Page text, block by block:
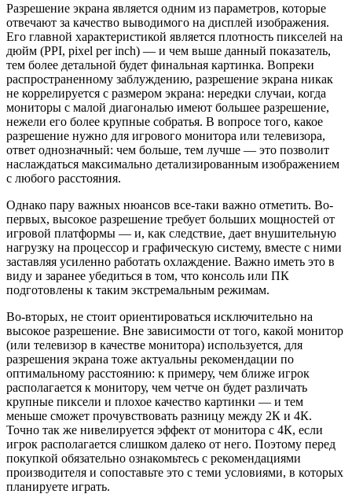
Разрешение экрана является одним из параметров, которые
отвечают за качество выводимого на дисплей изображения.
Его главной характеристикой является плотность пикселей на
дюйм (PPI, pixel per inch) — и чем выше данный показатель,
тем более детальной будет финальная картинка. Вопреки
распространенному заблуждению, разрешение экрана никак
не коррелируется с размером экрана: нередки случаи, когда
мониторы с малой диагональю имеют большее разрешение,
нежели его более крупные собратья. В вопросе того, какое
разрешение нужно для игрового монитора или телевизора,
ответ однозначный: чем больше, тем лучше — это позволит
наслаждаться максимально детализированным изображением
с любого расстояния.
Однако пару важных нюансов все-таки важно отметить. Во-
первых, высокое разрешение требует больших мощностей от
игровой платформы — и, как следствие, дает внушительную
нагрузку на процессор и графическую систему, вместе с ними
заставляя усиленно работать охлаждение. Важно иметь это в
виду и заранее убедиться в том, что консоль или ПК
подготовлены к таким экстремальным режимам.
Во-вторых, не стоит ориентироваться исключительно на
высокое разрешение. Вне зависимости от того, какой монитор
(или телевизор в качестве монитора) используется, для
разрешения экрана тоже актуальны рекомендации по
оптимальному расстоянию: к примеру, чем ближе игрок
располагается к монитору, чем четче он будет различать
крупные пиксели и плохое качество картинки — и тем
меньше сможет прочувствовать разницу между 2К и 4К.
Точно так же нивелируется эффект от монитора с 4К, если
игрок располагается слишком далеко от него. Поэтому перед
покупкой обязательно ознакомьтесь с рекомендациями
производителя и сопоставьте это с теми условиями, в которых
планируете играть.